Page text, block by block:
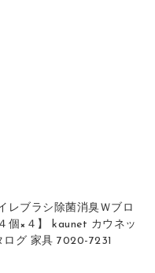
レブラシ除菌消臭Ｗブロ
個×４】 kaunet カウネッ
ログ 家具 7020-7231